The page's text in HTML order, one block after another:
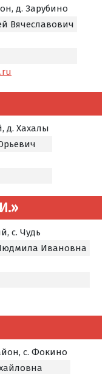
д. Зарубино
Вячеславович
д. Хахалы
с. Чудь
Ивановна
с. Фокино